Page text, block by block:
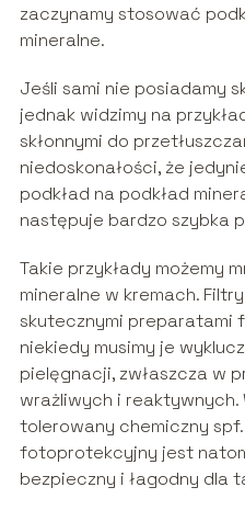
zaczynamy stosować
mineralne.
Jeśli sami nie posiadamy
jednak widzimy na
skłonnymi do
niedoskonałości, że
podkład na podkład
następuje bardzo szybka
Takie przykłady możemy
mineralne w kremach.
skutecznymi preparatami
niekiedy musimy je
pielęgnacji, zwłaszcza w
wrażliwych i reaktywnych.
tolerowany chemiczny
fotoprotekcyjny jest
bezpieczny i łagodny dla